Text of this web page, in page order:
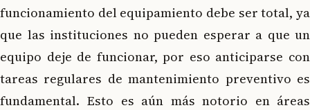
funcionamiento del equipamiento debe ser total, ya
que las instituciones no pueden esperar a que un
equipo deje de funcionar, por eso anticiparse con
tareas regulares de mantenimiento preventivo es
fundamental. Esto es aún más notorio en áreas